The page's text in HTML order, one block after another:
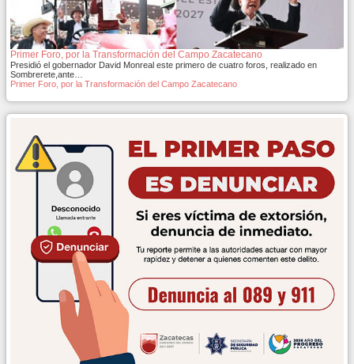
Primer Foro, por la Transformación del Campo Zacatecano
Presidió el gobernador David Monreal este primero de cuatro foros, realizado en
Sombrerete,ante…
Primer Foro, por la Transformación del Campo Zacatecano